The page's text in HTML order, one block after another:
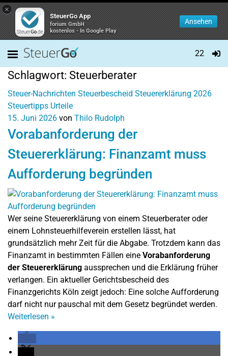
×
SteuerGo App
forium GmbH
kostenlos - In Google Play
Ansehen
22
Schlagwort: Steuerberater
Steuer-Nachrichten Steuerbescheid Steuererklärung 2026
Steuertipps Urteile
15. Juni 2026 von Thilo Rudolph
Vorabanforderung der
Steuererklärung: Finanzamt muss
Aufforderung begründen
Wer seine Steuererklärung von einem Steuerberater oder
einem Lohnsteuerhilfeverein erstellen lässt, hat
grundsätzlich mehr Zeit für die Abgabe. Trotzdem kann das
Finanzamt in bestimmten Fällen eine Vorabanforderung
der Steuererklärung aussprechen und die Erklärung früher
verlangen. Ein aktueller Gerichtsbescheid des
Finanzgerichts Köln zeigt jedoch: Eine solche Aufforderung
darf nicht nur pauschal mit dem Gesetz begründet werden.
Weiterlesen »